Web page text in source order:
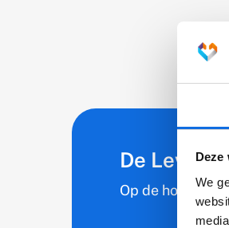
Deze
We
De Levvel
Op de hoogte